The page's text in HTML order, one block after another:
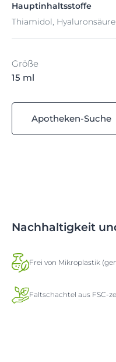
Hauptinhaltsstoffe
Thiamidol, Hyaluronsäure
Größe
15 ml
Apotheken-Suche
Nachhaltigkeit
Frei von Mikroplastik
Faltschachtel aus FSC-